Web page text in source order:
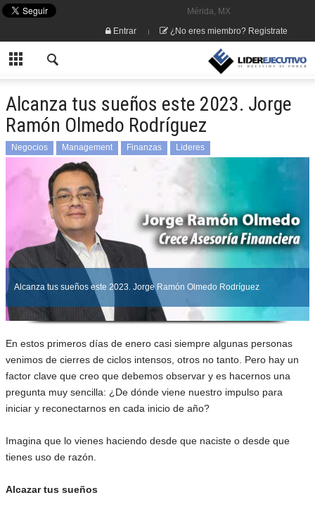
Mérida, MX
Entrar
¿No eres miembro? Registrate
Alcanza tus sueños este 2023. Jorge
Ramón Olmedo Rodríguez
Negocios Management Finanzas Lideres
Alcanza tus sueños este 2023. Jorge Ramón Olmedo Rodríguez
En estos primeros días de enero casi siempre algunas personas
venimos de cierres de ciclos intensos, otros no tanto. Pero hay un
factor clave que creo que debemos observar y es hacernos una
pregunta muy sencilla: ¿De dónde viene nuestro impulso para
iniciar y reconectarnos en cada inicio de año?
Imagina que lo vienes haciendo desde que naciste o desde que
tienes uso de razón.
Alcazar tus sueños